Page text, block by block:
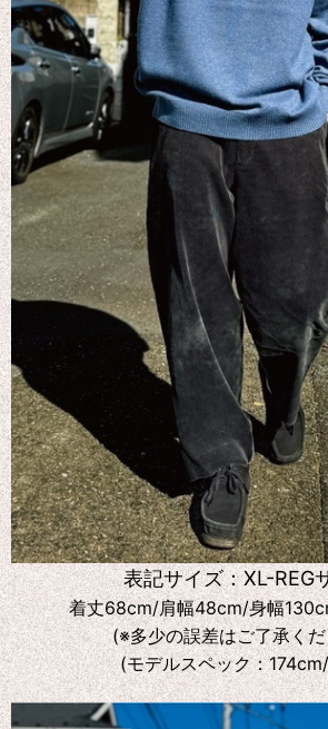
表記サイズ：XL-REG
着丈68cm/肩幅48cm/身幅
(※多少の誤差はご了承く
(モデルスペック：